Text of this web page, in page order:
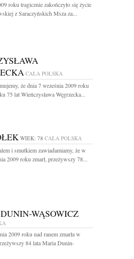
roku tragicznie zakończyło się życie
z Saraczyńskich Msza za...
CAŁA POLSKA
że dnia 7 września 2009 roku
75 lat Wieńczysława Węgrzecka...
WIEK: 78 CAŁA POLSKA
i smutkiem zawiadamiamy, że w
2009 roku zmarł, przeżywszy 78...
WĄSOWICZ
2009 roku nad ranem zmarła w
84 lata Maria Dunin-